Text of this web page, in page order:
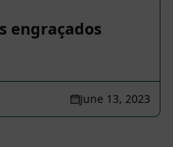
engraçados
June 13, 2023